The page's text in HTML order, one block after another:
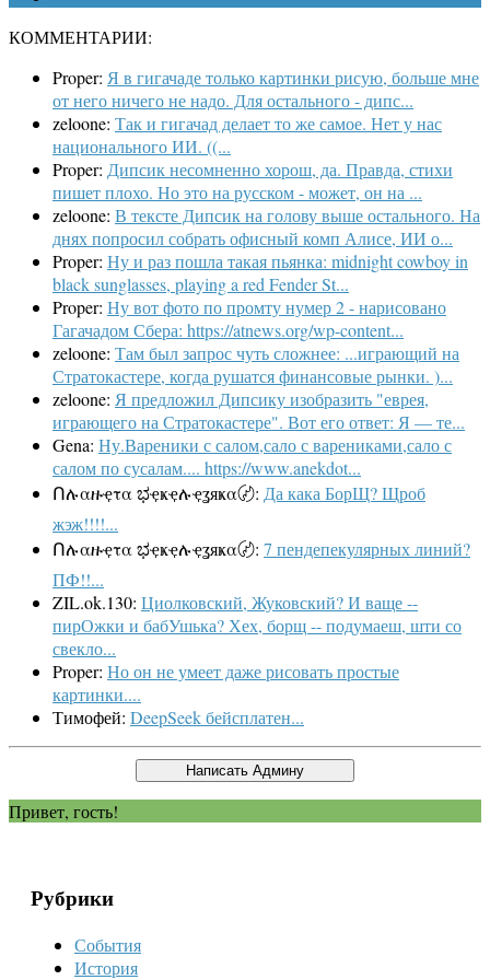
КОММЕНТАРИИ:
Proper: Я в гигачаде только картинки рисую, больше мне
от него ничего не надо. Для остального - дипс...
zeloone: Так и гигачад делает то же самое. Нет у нас
национального ИИ. ((...
Proper: Дипсик несомненно хорош, да. Правда, стихи
пишет плохо. Но это на русском - может, он на ...
zeloone: В тексте Дипсик на голову выше остального. На
днях попросил собрать офисный комп Алисе, ИИ о...
Proper: Ну и раз пошла такая пьянка: midnight cowboy in
black sunglasses, playing a red Fender St...
Proper: Ну вот фото по промту нумер 2 - нарисовано
Гагачадом Сбера: https://atnews.org/wp-content...
zeloone: Там был запрос чуть сложнее: ...играющий на
Стратокастере, когда рушатся финансовые рынки. )...
zeloone: Я предложил Дипсику изобразить "еврея,
играющего на Стратокастере". Вот его ответ: Я — те...
Gena: Ну.Вареники с салом,сало с варениками,сало с
салом по сусалам.... https://www.anekdot...
Ոሉαዙҿτα ಭҿҝҿሉҿʓяҝα〄: Да кака БорЩ? Щроб
жэж!!!!...
Ոሉαዙҿτα ಭҿҝҿሉҿʓяҝα〄: 7 пендепекулярных линий?
ПФ!!...
ZIL.ok.130: Циолковский, Жуковский? И ваще --
пирОжки и бабУшька? Хех, борщ -- подумаеш, шти со
свекло...
Proper: Но он не умеет даже рисовать простые
картинки....
Тимофей: DeepSeek бейсплатен...
Привет, гость!
Рубрики
События
История